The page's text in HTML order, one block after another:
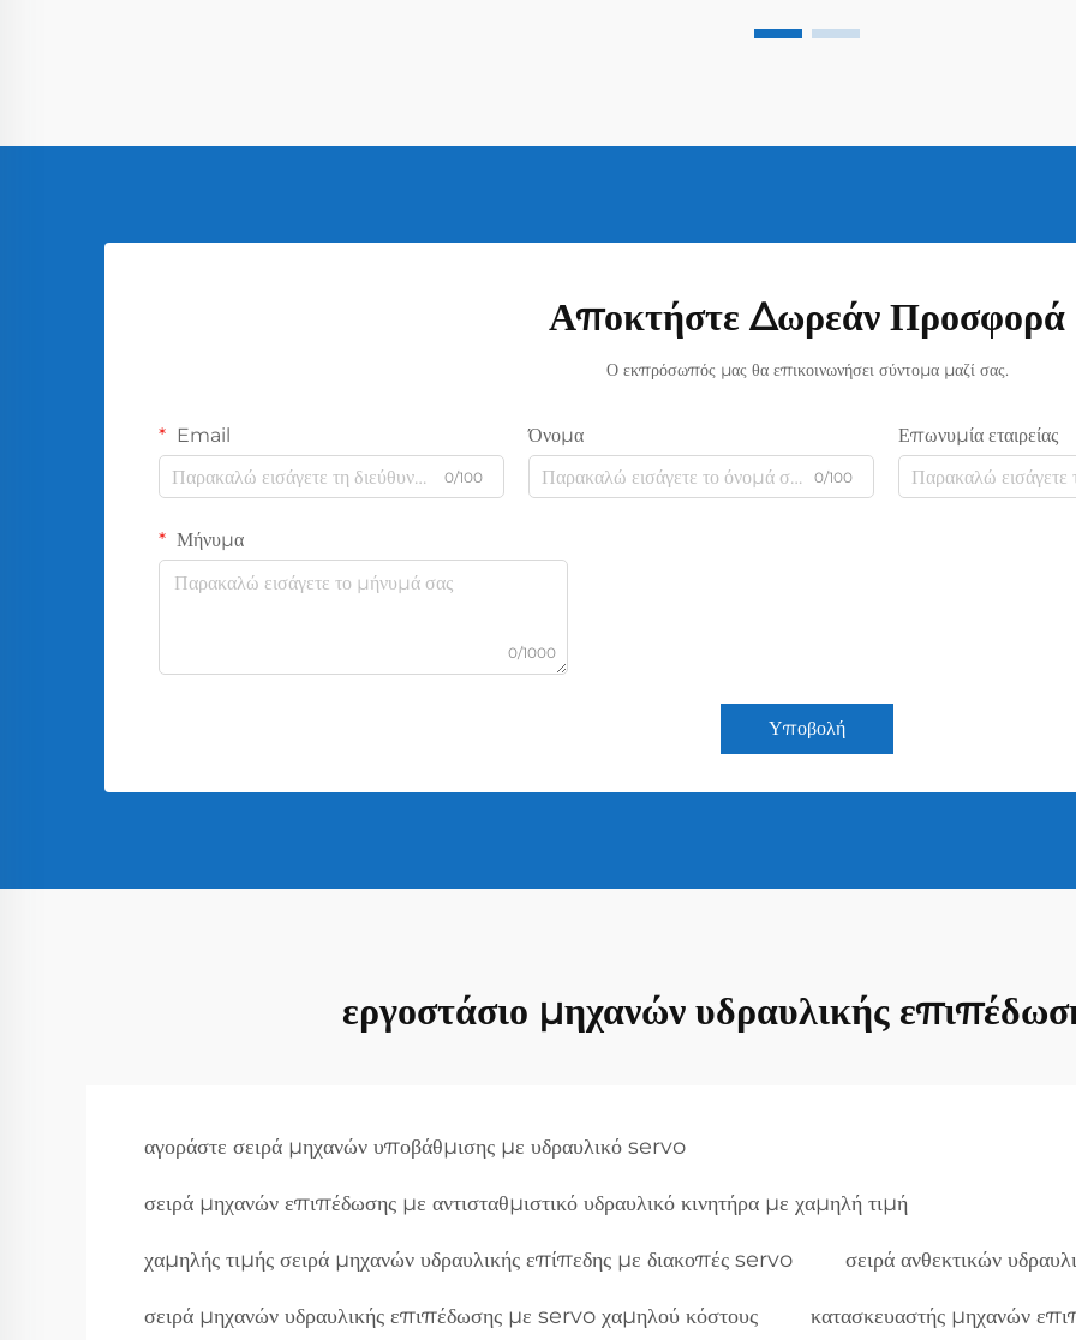
Αποκτήστε Δωρεάν Προσφορά
Ο εκπρόσωπός μας θα επικοινωνήσει σύντομα μαζί σας.
Email
0/100
Όνομα
0/100
Επωνυμία εταιρείας
Μήνυμα
0/1000
Υποβολή
εργοστάσιο μηχανών υδραυλικής
αγοράστε σειρά μηχανών υποβάθμισης με υδραυλικό servo
σειρά μηχανών επιπέδωσης με αντισταθμιστικό υδραυλικό κινητήρα με χαμηλή τιμή
χαμηλής τιμής σειρά μηχανών υδραυλικής επίπεδης με διακοπές servo σειρά ανθεκτικών
σειρά μηχανών υδραυλικής επιπέδωσης με servo χαμηλού κόστους κατασκευαστής μηχανών